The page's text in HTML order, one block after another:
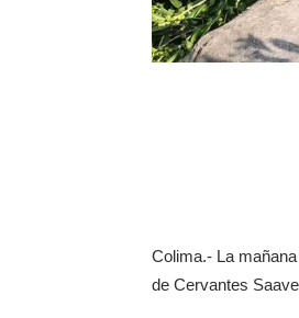
Colima.- La
de Cervantes